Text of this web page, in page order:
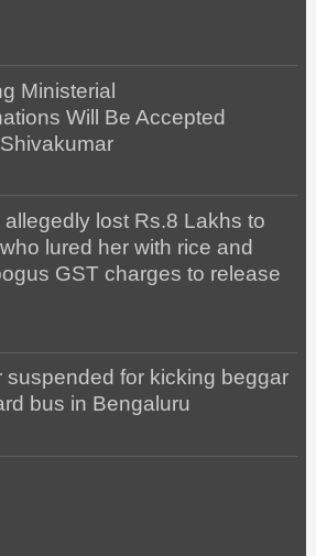
Ministerial
Will Be Accepted
lost Rs.8 Lakhs to
lured her with rice and
GST charges to release
suspended for kicking beggar
bus in Bengaluru